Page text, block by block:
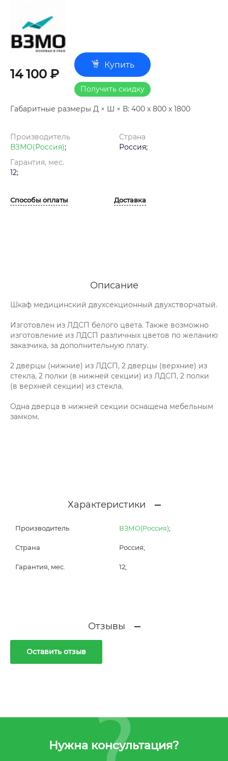
14 100 ₽
Купить
Получить скидку
Габаритные размеры Д × Ш × В: 400 х 800 х 1800
Производитель
ВЗМО(Россия);
Страна
Россия;
Гарантия, мес.
12;
Способы оплаты Доставка
Описание
Шкаф медицинский двухсекционный двухстворчатый.
Изготовлен из ЛДСП белого цвета. Также возможно
изготовление из ЛДСП различных цветов по желанию
заказчика, за дополнительную плату.
2 дверцы (нижние) из ЛДСП, 2 дверцы (верхние) из
стекла, 2 полки (в нижней секции) из ЛДСП, 2 полки
(в верхней секции) из стекла.
Одна дверца в нижней секции оснащена мебельным
замком.
Характеристики
Производитель ВЗМО(Россия);
Страна Россия;
Гарантия, мес. 12;
Отзывы
Оставить отзыв
Нужна консультация?